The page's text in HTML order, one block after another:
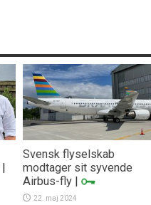
|
Svensk flyselskab
modtager sit syvende
Airbus-fly |
22. maj 2024